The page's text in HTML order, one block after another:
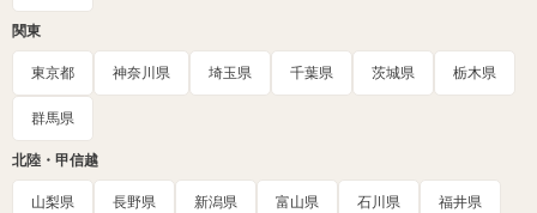
関東
東京都 神奈川県 埼玉県 千葉県 茨城県 栃木県
群馬県
北陸・甲信越
山梨県 長野県 新潟県 富山県 石川県 福井県